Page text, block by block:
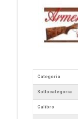
Categoria
Sottocategoria
Calibro